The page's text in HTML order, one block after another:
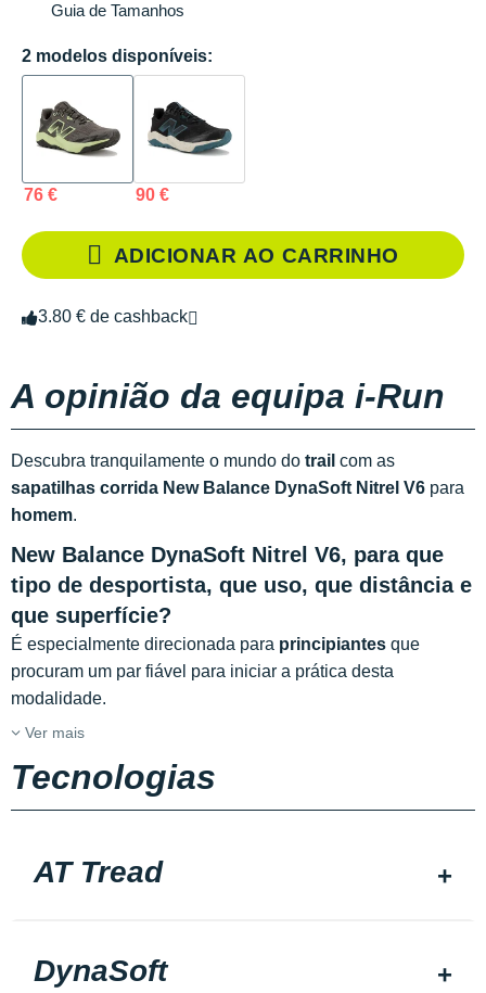
Guia de Tamanhos
2 modelos disponíveis:
76 € 90 €
ADICIONAR AO CARRINHO
3.80 € de cashback
A opinião da equipa i-Run
Descubra tranquilamente o mundo do trail com as
sapatilhas corrida New Balance DynaSoft Nitrel V6 para
homem.
New Balance DynaSoft Nitrel V6, para que
tipo de desportista, que uso, que distância e
que superfície?
É especialmente direcionada para principiantes que
procuram um par fiável para iniciar a prática desta
modalidade.
Ver mais
Tecnologias
AT Tread
DynaSoft